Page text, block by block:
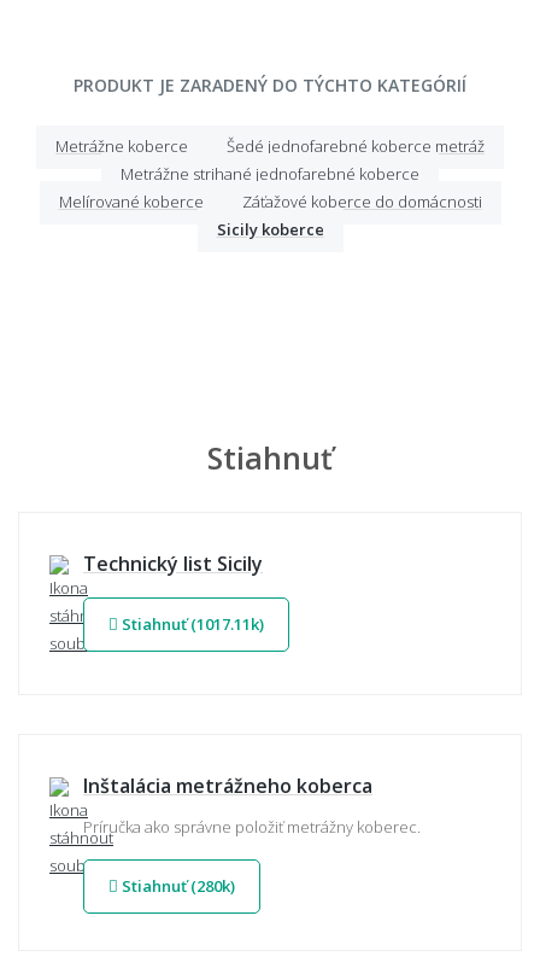
PRODUKT JE ZARADENÝ DO TÝCHTO KATEGÓRIÍ
Metrážne koberce
Šedé jednofarebné koberce metráž
Metrážne strihané jednofarebné koberce
Melírované koberce
Záťažové koberce do domácnosti
Sicily koberce
Stiahnuť
Technický list Sicily
Stiahnuť (1017.11k)
Inštalácia metrážneho koberca
Príručka ako správne položiť metrážny koberec.
Stiahnuť (280k)